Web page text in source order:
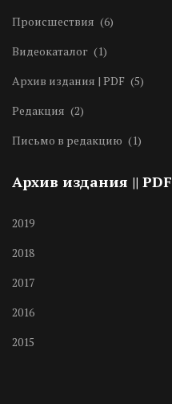
Происшествия (6)
Видеокаталог (1)
Архив издания | PDF (5)
Редакция (2)
Письмо в редакцию (1)
Архив издания || PDF
2019
2018
2017
2016
2015